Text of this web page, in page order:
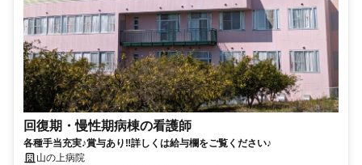
回復期・慢性期病棟の看護師
各種手当充実♪賞与あり‼詳しくは給与欄をご覧ください♪
山の上病院